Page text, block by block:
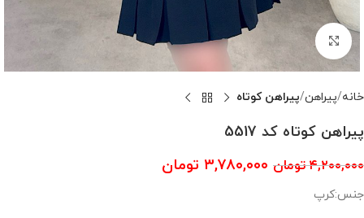
بزرگنمایی تصویر
خانه پیراهن پیراهن کوتاه
پیراهن کوتاه کد 5517
۴,۲۰۰,۰۰۰ تومان ۳,۷۸۰,۰۰۰ تومان
جنس:کرپ